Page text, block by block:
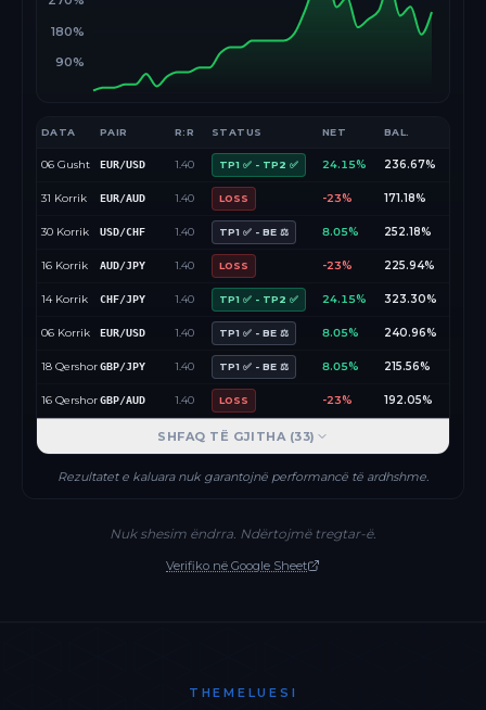
90%
180%
DATA PAIR R:R STATUS NET BAL.
06 Gusht EUR/USD 1.40 TP1 ✅ - TP2 ✅ 24.15% 236.67%
31 Korrik EUR/AUD 1.40 LOSS -23% 171.18%
30 Korrik USD/CHF 1.40 TP1 ✅ - BE ⚖️ 8.05% 252.18%
16 Korrik AUD/JPY 1.40 LOSS -23% 225.94%
14 Korrik CHF/JPY 1.40 TP1 ✅ - TP2 ✅ 24.15% 323.30%
06 Korrik EUR/USD 1.40 TP1 ✅ - BE ⚖️ 8.05% 240.96%
18 QershorGBP/JPY 1.40 TP1 ✅ - BE ⚖️ 8.05% 215.56%
16 QershorGBP/AUD 1.40 LOSS -23% 192.05%
SHFAQ TË GJITHA (33)
Rezultatet e kaluara nuk garantojnë performancë të ardhshme.
Nuk shesim ëndrra. Ndërtojmë tregtar-ë.
Verifiko në Google Sheet
THEMELUESI